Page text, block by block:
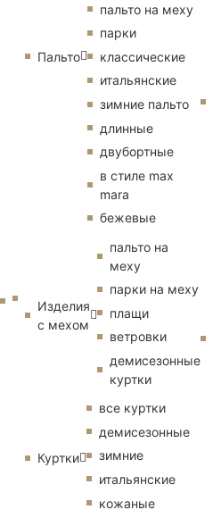
Пальто
пальто на меху
парки
классические
итальянские
зимние пальто
длинные
двубортные
в стиле max
mara
бежевые
Изделия
с мехом
пальто на
меху
парки на меху
плащи
ветровки
демисезонные
куртки
Куртки
все куртки
демисезонные
зимние
итальянские
кожаные